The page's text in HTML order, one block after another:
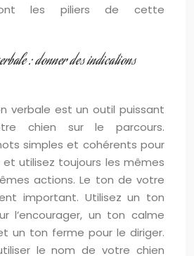
les piliers de cette
: donner des indications
verbale est un outil puissant
chien sur le parcours.
simples et cohérents pour
utilisez toujours les mêmes
actions. Le ton de votre
important. Utilisez un ton
l’encourager, un ton calme
un ton ferme pour le diriger.
le nom de votre chien